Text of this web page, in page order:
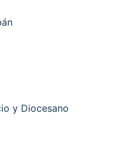
y Diocesano